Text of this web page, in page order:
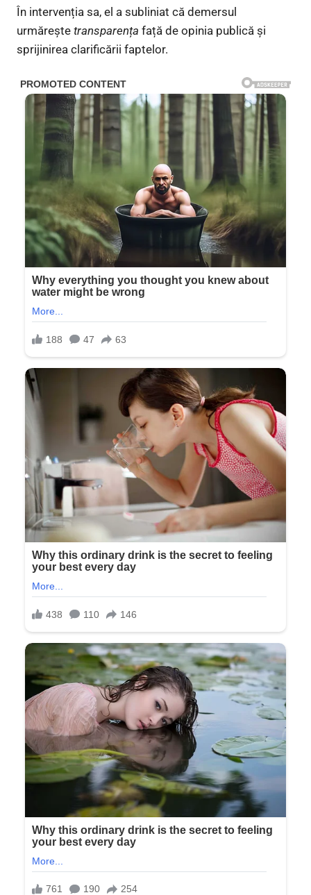
În intervenția sa, el a subliniat că demersul
urmărește transparența față de opinia publică și
sprijinirea clarificării faptelor.